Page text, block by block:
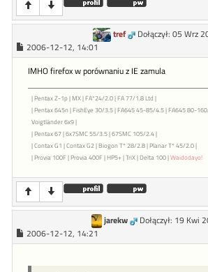
tref
Dołączył: 05 Wrz
2006-12-12, 14:01
IMHO firefox w porównaniu z IE zamula
| Pentax Z-1p | MX | FA*24/2.0 | FA 77/1.8 Ltd |
| Pentax 645n | FishEye 30/3.5 | FA645 45-85/4.5 | FA645 80-
Voigtländer 6x9 |
| Pentax 67 | 6x7SMC 55/3.5 | 67SMC 105/2.4 |
| Contax G1 | Contax G2 | Biogon T* 28/2.8 | Planar T* 45/2.0 |
| Provia 100F | Provia 400F | HP5+ | TriX | Delta 100 |Waidodayo!
jarekw
Dołączył: 19 Kwi
2006-12-12, 14:21